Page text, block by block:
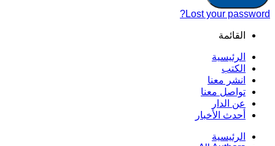
Lost your password?
القائمة
الرئيسية
الكتب
انشر معنا
تواصل معنا
عن الدار
أحدث الأخبار
الرئيسية